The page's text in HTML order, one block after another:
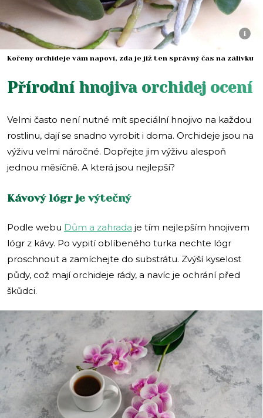
i
Kořeny orchideje vám napoví, zda je již ten správný čas na zálivku
Přírodní hnojiva orchidej ocení
Velmi často není nutné mít speciální hnojivo na každou
rostlinu, dají se snadno vyrobit i doma. Orchideje jsou na
výživu velmi náročné. Dopřejte jim výživu alespoň
jednou měsíčně. A která jsou nejlepší?
Kávový lógr je výtečný
Podle webu Dům a zahrada je tím nejlepším hnojivem
lógr z kávy. Po vypití oblíbeného turka nechte lógr
proschnout a zamíchejte do substrátu. Zvýší kyselost
půdy, což mají orchideje rády, a navíc je ochrání před
škůdci.